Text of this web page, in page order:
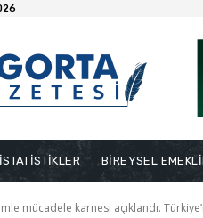
İSTATİSTİKLER BİREYSEL
mücadele karnesi açıklandı.